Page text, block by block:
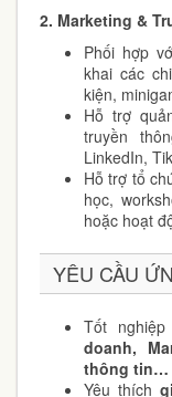
2. Marketing &
Phối hợp
khai các
kiện,
Hỗ trợ
truyền
LinkedIn,
Hỗ trợ tổ
học,
hoặc hoạt
YÊU CẦU
Tốt
doanh,
thông tin…
Yêu thích